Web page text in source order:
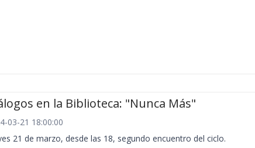
en la Biblioteca: "Nunca Más"
03-21 18:00:00
21 de marzo, desde las 18, segundo encuentro del ciclo.